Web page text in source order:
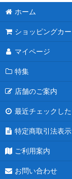
ホーム
ショッピングカー
マイページ
特集
店舗のご案内
最近チェックし
特定商取引法表示
ご利用案内
お問い合わせ